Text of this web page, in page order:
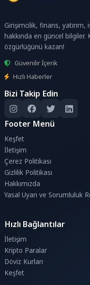
Girişimcilik, finans,
hakkında en güncel bilgiler.
özgürlüğünü kazan!
Güvenilir İçerik
Hızlı Haberler
Bizi Takip Edin
Footer Menü
Keşfet
İletişim
Çerez Politikası
Gizlilik Politikası
Hakkımızda
Yasal Uyarı ve Sorumluluk
Hızlı Bağlantılar
İletişim
Kripto Paralar
Döviz Kurları
Keşfet